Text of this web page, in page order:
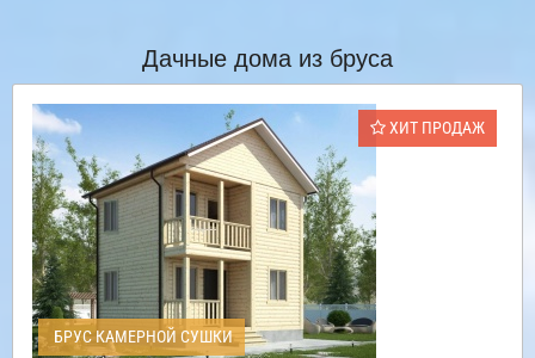
Дачные дома из бруса
ХИТ ПРОДАЖ
БРУС КАМЕРНОЙ СУШКИ